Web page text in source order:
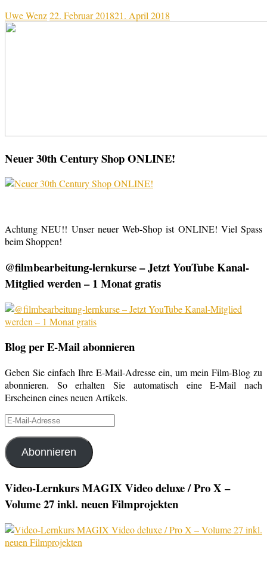
Uwe Wenz22. Februar 201821. April 2018
Neuer 30th Century Shop ONLINE!
Achtung NEU!! Unser neuer Web-Shop ist ONLINE! Viel Spass
beim Shoppen!
@filmbearbeitung-lernkurse – Jetzt YouTube Kanal-
Mitglied werden – 1 Monat gratis
Blog per E-Mail abonnieren
Geben Sie einfach Ihre E-Mail-Adresse ein, um mein Film-Blog zu
abonnieren. So erhalten Sie automatisch eine E-Mail nach
Erscheinen eines neuen Artikels.
E-
Adresse
Abonnieren
Video-Lernkurs MAGIX Video deluxe / Pro X –
Volume 27 inkl. neuen Filmprojekten